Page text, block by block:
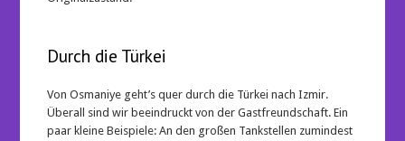
Durch die Türkei
Von Osmaniye geht’s quer durch die Türkei nach Izmir.
Überall sind wir beeindruckt von der Gastfreundschaft. Ein
paar kleine Beispiele: An den großen Tankstellen zumindest